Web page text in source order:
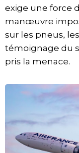
exige une force
manœuvre
sur les pneus,
témoignage du
pris la menace.